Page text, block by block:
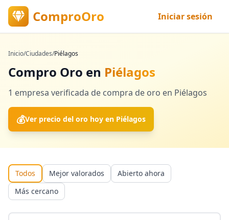
ComproOro Iniciar sesión
Inicio/Ciudades/Piélagos
Compro Oro en Piélagos
1 empresa verificada de compra de oro en Piélagos
💰Ver precio del oro hoy en Piélagos
Todos Mejor valorados
Abierto ahora
Más cercano